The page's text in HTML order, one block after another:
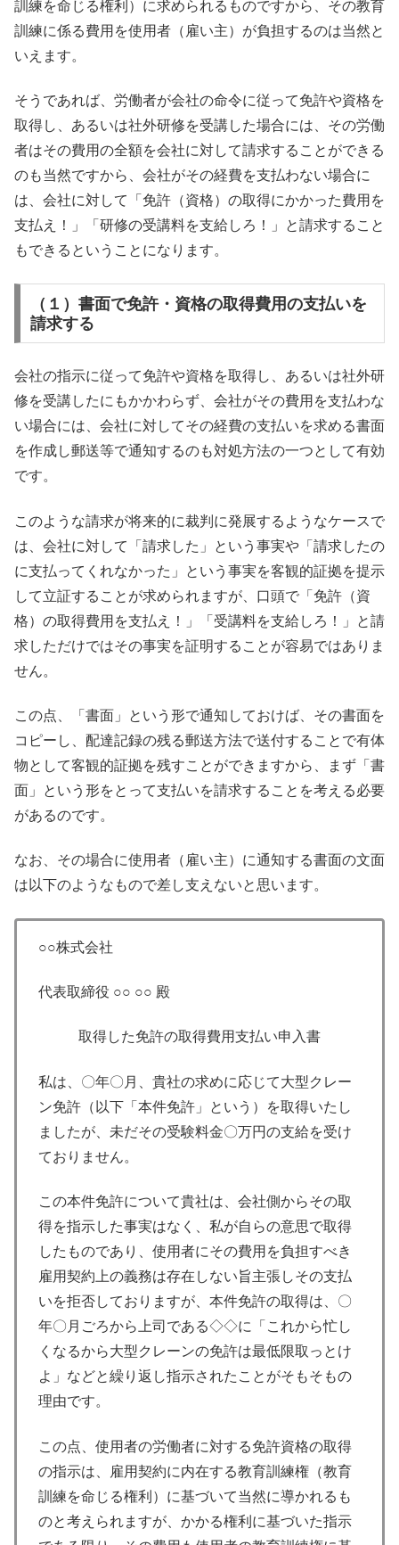
訓練を命じる権利）に求められるものですから、その教育
訓練に係る費用を使用者（雇い主）が負担するのは当然と
いえます。
そうであれば、労働者が会社の命令に従って免許や資格を
取得し、あるいは社外研修を受講した場合には、その労働
者はその費用の全額を会社に対して請求することができる
のも当然ですから、会社がその経費を支払わない場合に
は、会社に対して「免許（資格）の取得にかかった費用を
支払え！」「研修の受講料を支給しろ！」と請求すること
もできるということになります。
（１）書面で免許・資格の取得費用の支払いを
請求する
会社の指示に従って免許や資格を取得し、あるいは社外研
修を受講したにもかかわらず、会社がその費用を支払わな
い場合には、会社に対してその経費の支払いを求める書面
を作成し郵送等で通知するのも対処方法の一つとして有効
です。
このような請求が将来的に裁判に発展するようなケースで
は、会社に対して「請求した」という事実や「請求したの
に支払ってくれなかった」という事実を客観的証拠を提示
して立証することが求められますが、口頭で「免許（資
格）の取得費用を支払え！」「受講料を支給しろ！」と請
求しただけではその事実を証明することが容易ではありま
せん。
この点、「書面」という形で通知しておけば、その書面を
コピーし、配達記録の残る郵送方法で送付することで有体
物として客観的証拠を残すことができますから、まず「書
面」という形をとって支払いを請求することを考える必要
があるのです。
なお、その場合に使用者（雇い主）に通知する書面の文面
は以下のようなもので差し支えないと思います。
○○株式会社
代表取締役 ○○ ○○ 殿
取得した免許の取得費用支払い申入書
私は、〇年〇月、貴社の求めに応じて大型クレー
ン免許（以下「本件免許」という）を取得いたし
ましたが、未だその受験料金〇万円の支給を受け
ておりません。
この本件免許について貴社は、会社側からその取
得を指示した事実はなく、私が自らの意思で取得
したものであり、使用者にその費用を負担すべき
雇用契約上の義務は存在しない旨主張しその支払
いを拒否しておりますが、本件免許の取得は、〇
年〇月ごろから上司である◇◇に「これから忙し
くなるから大型クレーンの免許は最低限取っとけ
よ」などと繰り返し指示されたことがそもそもの
理由です。
この点、使用者の労働者に対する免許資格の取得
の指示は、雇用契約に内在する教育訓練権（教育
訓練を命じる権利）に基づいて当然に導かれるも
のと考えられますが、かかる権利に基づいた指示